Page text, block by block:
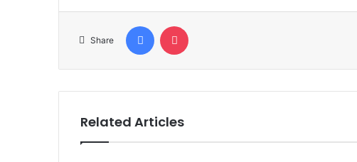
Share
Facebook
Related Articles